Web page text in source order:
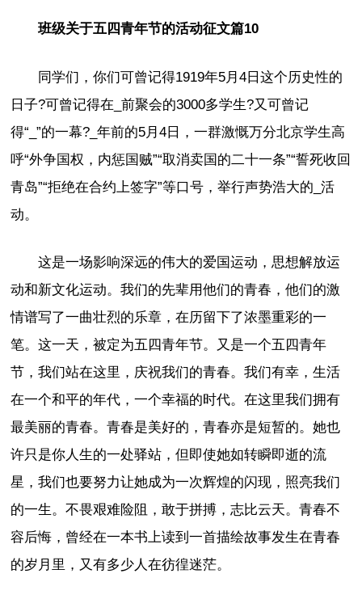
班级关于五四青年节的活动征文篇10
同学们，你们可曾记得1919年5月4日这个历史性的
日子?可曾记得在_前聚会的3000多学生?又可曾记
得“_”的一幕?_年前的5月4日，一群激慨万分北京学生高
呼“外争国权，内惩国贼”“取消卖国的二十一条”“誓死收回
青岛”“拒绝在合约上签字”等口号，举行声势浩大的_活
动。
这是一场影响深远的伟大的爱国运动，思想解放运
动和新文化运动。我们的先辈用他们的青春，他们的激
情谱写了一曲壮烈的乐章，在历留下了浓墨重彩的一
笔。这一天，被定为五四青年节。又是一个五四青年
节，我们站在这里，庆祝我们的青春。我们有幸，生活
在一个和平的年代，一个幸福的时代。在这里我们拥有
最美丽的青春。青春是美好的，青春亦是短暂的。她也
许只是你人生的一处驿站，但即使她如转瞬即逝的流
星，我们也要努力让她成为一次辉煌的闪现，照亮我们
的一生。不畏艰难险阻，敢于拼搏，志比云天。青春不
容后悔，曾经在一本书上读到一首描绘故事发生在青春
的岁月里，又有多少人在彷徨迷茫。